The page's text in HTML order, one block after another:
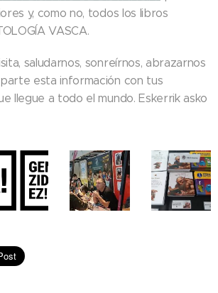
y, como no, todos los libros
VASCA.
saludarnos, sonreírnos, abrazarnos
esta información con tus
llegue a todo el mundo. Eskerrik asko